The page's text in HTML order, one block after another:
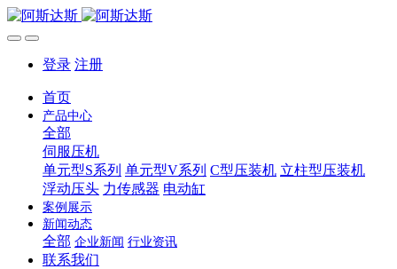
登录 注册
首页
产品中心
全部
伺服压机
单元型S系列 单元型V系列 C型压装机 立柱型压装机
浮动压头 力传感器 电动缸
案例展示
新闻动态
全部 企业新闻 行业资讯
联系我们